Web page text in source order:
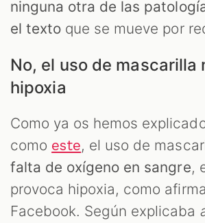
ninguna otra de las
el texto que se mueve por
No, el uso de mascarilla
hipoxia
Como ya os hemos
como este, el uso de
falta de oxígeno en sangre,
provoca hipoxia, como
Facebook. Según explicaba